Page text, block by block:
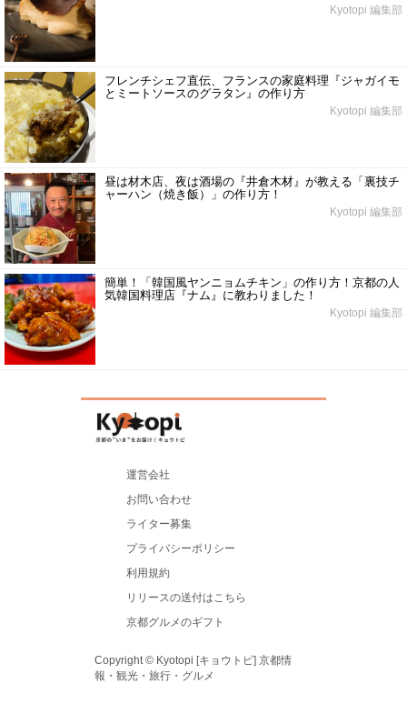
Kyotopi 編集部
フレンチシェフ直伝、フランスの家庭料理『ジャガイモ
とミートソースのグラタン』の作り方
Kyotopi 編集部
昼は材木店、夜は酒場の『井倉木材』が教える「裏技チ
ャーハン（焼き飯）」の作り方！
Kyotopi 編集部
簡単！「韓国風ヤンニョムチキン」の作り方！京都の人
気韓国料理店『ナム』に教わりました！
Kyotopi 編集部
運営会社
お問い合わせ
ライター募集
プライバシーポリシー
利用規約
リリースの送付はこちら
京都グルメのギフト
Copyright © Kyotopi [キョウトピ] 京都情
報・観光・旅行・グルメ